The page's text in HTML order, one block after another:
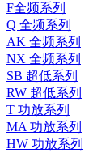
F全频系列
Q 全频系列
AK 全频系列
NX 全频系列
SB 超低系列
RW 超低系列
T 功放系列
MA 功放系列
HW 功放系列